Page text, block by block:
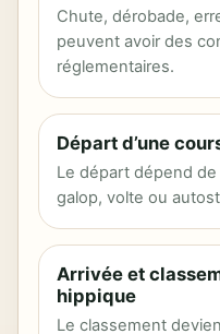
Chute, dérobade,
peuvent avoir des
réglementaires.
Départ d’une
Le départ dépend de
galop, volte ou
Arrivée et
hippique
Le classement